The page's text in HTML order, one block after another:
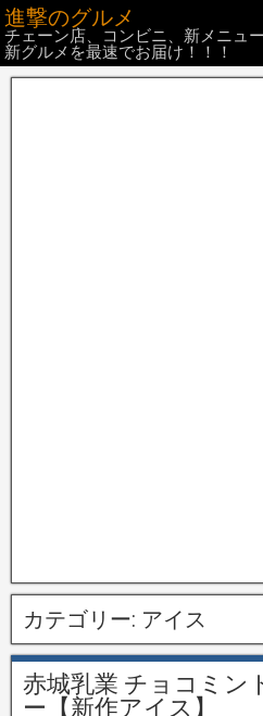
進撃のグルメ
チェーン店、コンビニ、新メニュ
新グルメを最速でお届け！！！
カテゴリー: アイス
赤城乳業 チョコミン
ー【新作アイス】